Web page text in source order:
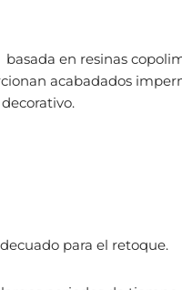
en resinas
acabadados
para el retoque.